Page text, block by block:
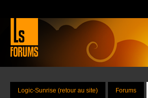
Logic-Sunrise (retour au site) Forums